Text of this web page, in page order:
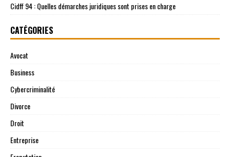
Cidff 94 : Quelles démarches juridiques sont prises en charge
CATÉGORIES
Avocat
Business
Cybercriminalité
Divorce
Droit
Entreprise